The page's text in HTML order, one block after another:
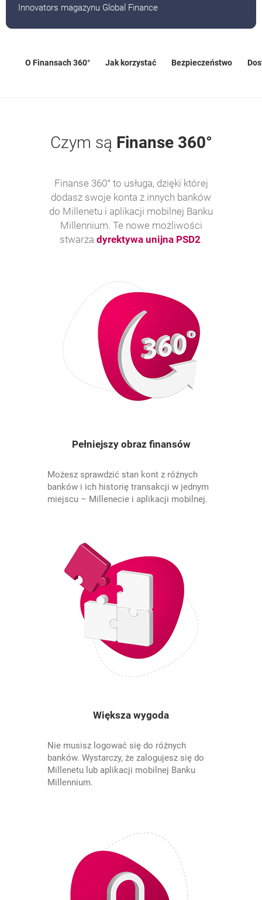
Innovators magazynu Global Finance
O Finansach 360° Jak korzystać Bezpieczeństwo
Czym są Finanse 360°
Finanse 360° to usługa, dzięki której
dodasz swoje konta z innych banków
do Millenetu i aplikacji mobilnej Banku
Millennium. Te nowe możliwości
stwarza dyrektywa unijna PSD2otwiera się w
.
Pełniejszy obraz finansów
Możesz sprawdzić stan kont z różnych
banków i ich historię transakcji w jednym
miejscu – Millenecie i aplikacji mobilnej.
Większa wygoda
Nie musisz logować się do różnych
banków. Wystarczy, że zalogujesz się do
Millenetu lub aplikacji mobilnej Banku
Millennium.